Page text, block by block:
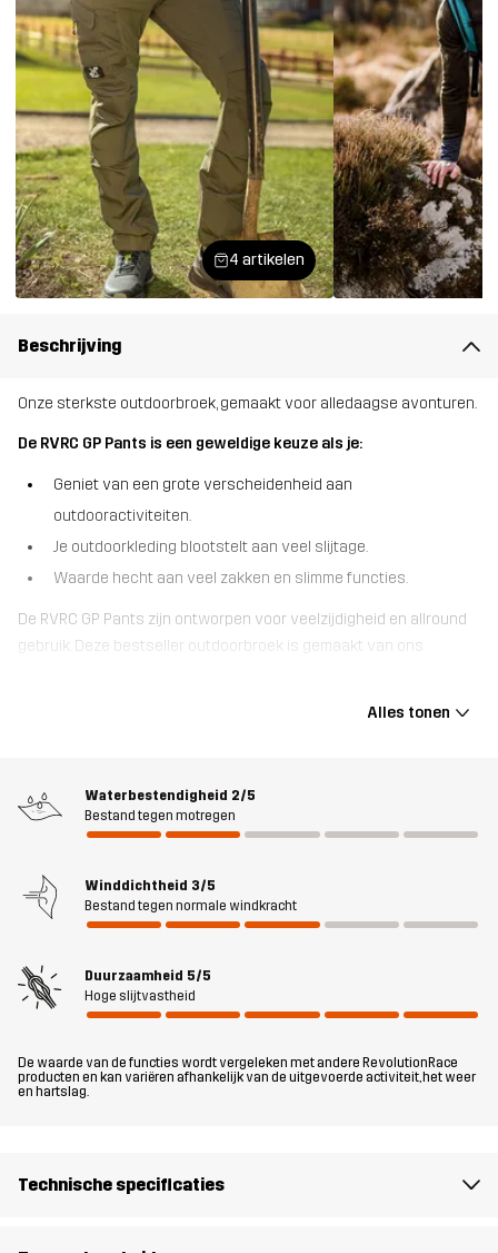
4 artikelen
Beschrijving
Onze sterkste outdoorbroek, gemaakt voor alledaagse avonturen.
De RVRC GP Pants is een geweldige keuze als je:
Geniet van een grote verscheidenheid aan
outdooractiviteiten.
Je outdoorkleding blootstelt aan veel slijtage.
Waarde hecht aan veel zakken en slimme functies.
De RVRC GP Pants zijn ontworpen voor veelzijdigheid en allround
gebruik. Deze bestseller outdoorbroek is gemaakt van ons
panelen aan de bovenkant, binnenkant van de dijen en achter de
knieën zorgen voor extra comfort en een geweldige pasvorm. Of je
met deze broek zit je altijd goed.
Pasvorm REGULAR
Materiál 1 65% Polyester, 35% Katoen
Voering 90% Polyester, 10% Katoen
Alles tonen
Waterbestendigheid 2/5
Bestand tegen motregen
Winddichtheid 3/5
Bestand tegen normale windkracht
Duurzaamheid 5/5
Hoge slijtvastheid
De waarde van de functies wordt vergeleken met andere RevolutionRace
producten en kan variëren afhankelijk van de uitgevoerde activiteit, het weer
en hartslag.
Technische specificaties